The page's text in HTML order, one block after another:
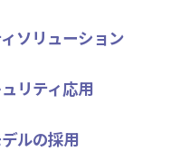
ソリューション
リティ応用
ルの採用